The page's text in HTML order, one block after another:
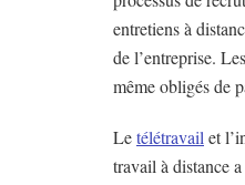
entretiens à
de l’entreprise.
même obligés de
Letélétravail et
travail à distance